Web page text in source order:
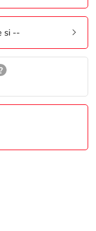
si --